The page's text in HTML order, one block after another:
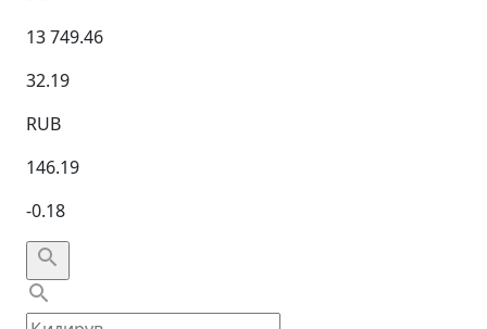
13 749.46
32.19
RUB
146.19
-0.18